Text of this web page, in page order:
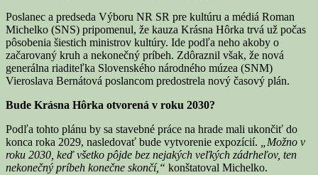
Poslanec a predseda Výboru NR SR pre kultúru a médiá Roman
Michelko (SNS) pripomenul, že kauza Krásna Hôrka trvá už počas
pôsobenia šiestich ministrov kultúry. Ide podľa neho akoby o
začarovaný kruh a nekonečný príbeh. Zdôraznil však, že nová
generálna riaditeľka Slovenského národného múzea (SNM)
Vieroslava Bernátová poslancom predostrela nový časový plán.
Bude Krásna Hôrka otvorená v roku 2030?
Podľa tohto plánu by sa stavebné práce na hrade mali ukončiť do
konca roka 2029, nasledovať bude vytvorenie expozícií.
„Možno v
roku 2030, keď všetko pôjde bez nejakých veľkých zádrheľov, ten
nekonečný príbeh konečne skončí,“ konštatoval Michelko.